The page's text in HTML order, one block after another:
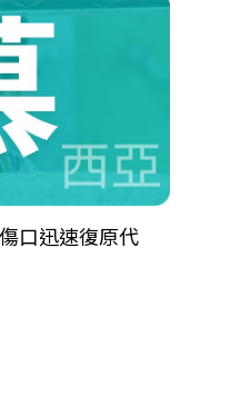
口迅速復原代